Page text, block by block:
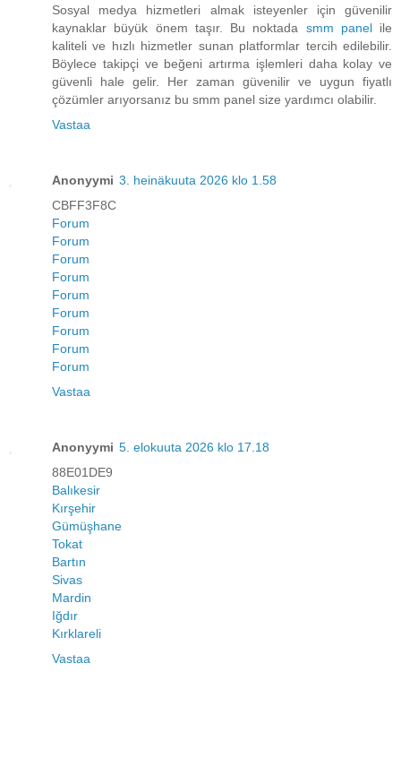
Sosyal medya hizmetleri almak isteyenler için güvenilir
kaynaklar büyük önem taşır. Bu noktada smm panelile
kaliteli ve hızlı hizmetler sunan platformlar tercih edilebilir.
Böylece takipçi ve beğeni artırma işlemleri daha kolay ve
güvenli hale gelir. Her zaman güvenilir ve uygun fiyatlı
çözümler arıyorsanız bu smm panel size yardımcı olabilir.
Vastaa
Anonyymi 3. heinäkuuta 2026 klo 1.58
CBFF3F8C
Forum
Forum
Forum
Forum
Forum
Forum
Forum
Forum
Forum
Vastaa
Anonyymi 5. elokuuta 2026 klo 17.18
88E01DE9
Balıkesir
Kırşehir
Gümüşhane
Tokat
Bartın
Sivas
Mardin
Iğdır
Kırklareli
Vastaa